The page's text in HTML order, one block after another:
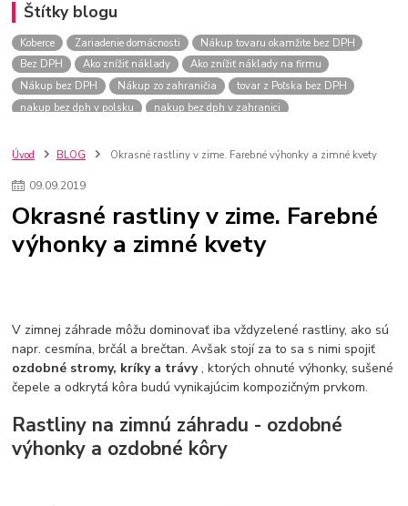
Štítky blogu
Koberce Zariadenie domácnosti
Nákup tovaru okamžite bez DPH
Bez DPH
Ako znížiť náklady
Ako znížiť náklady na firmu
Nákup bez DPH
Nákup zo zahraničia
tovar z Poľska bez DPH
nakup bez dph v polsku
nakup bez dph v zahranici
nakupovanie na firmu bez dph
szco nakup bez dph
doplnky
zlaté doplnky
Drezové batérie
Umyvadlové batérie
Kuchynské batérie
Drez so zásuvko
Drezy Kuchynské drezy
Plyšové koberce
Kúpeľnové koberce
čalúnená textília
Poťahové látky
Poťahové látky na nábytok
Provence
Usporiadanie obývacej izby Nábytok Boxy a obedáre
Úvod BLOG Okrasné rastliny v zime. Farebné výhonky a zimné kvety
09.09.2019
Okrasné rastliny v zime. Farebné
výhonky a zimné kvety
V zimnej záhrade môžu dominovať iba vždyzelené rastliny, ako sú
napr. cesmína, brčál a brečtan. Avšak stojí za to sa s nimi spojiť
ozdobné stromy, kríky a trávy, ktorých ohnuté výhonky, sušené
čepele a odkrytá kôra budú vynikajúcim kompozičným prvkom.
Rastliny na zimnú záhradu - ozdobné
výhonky a ozdobné kôry